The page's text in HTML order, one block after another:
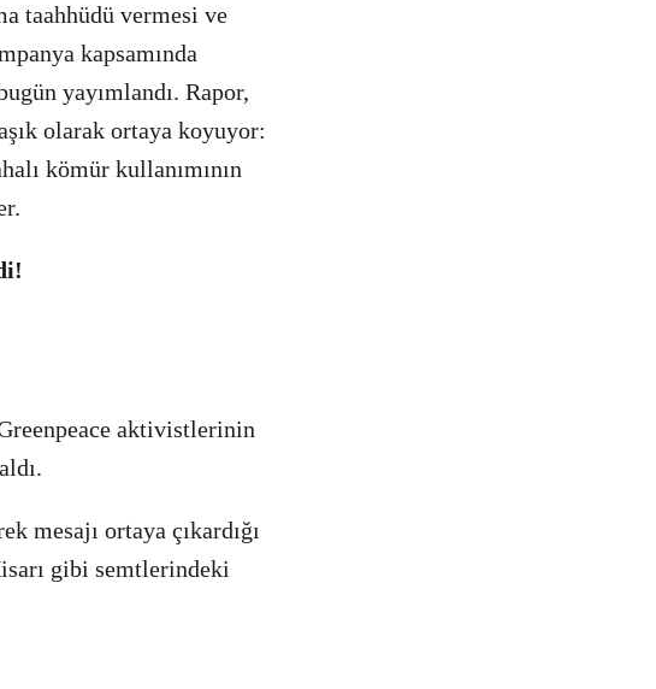
taahhüdü vermesi ve
kapsamında
yayımlandı. Rapor,
olarak ortaya koyuyor:
kömür kullanımının
aktivistlerinin
ortaya çıkardığı
gibi semtlerindeki